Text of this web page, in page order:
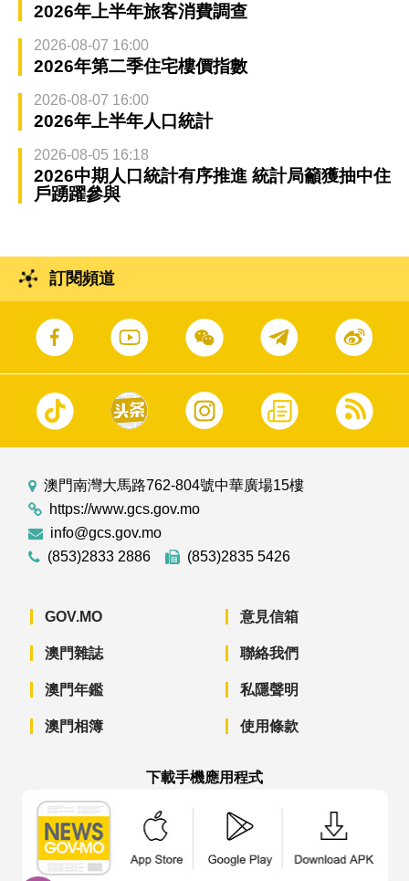
2026年上半年旅客消費調查
2026-08-07 16:00
2026年第二季住宅樓價指數
2026-08-07 16:00
2026年上半年人口統計
2026-08-05 16:18
2026中期人口統計有序推進 統計局籲獲抽中住
戶踴躍參與
訂閱頻道
澳門南灣大馬路762-804號中華廣場15樓
https://www.gcs.gov.mo
info@gcs.gov.mo
(853)2833 2886
(853)2835 5426
GOV.MO
澳門雜誌
澳門年鑑
澳門相簿
意見信箱
聯絡我們
私隱聲明
使用條款
下載手機應用程式